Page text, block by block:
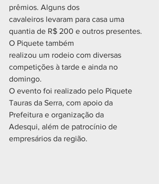
prêmios. Alguns dos
cavaleiros levaram para casa uma
quantia de R$ 200 e outros presentes.
O Piquete também
realizou um rodeio com diversas
competições à tarde e ainda no
domingo.
O evento foi realizado pelo Piquete
Tauras da Serra, com apoio da
Prefeitura e organização da
Adesqui, além de patrocínio de
empresários da região.